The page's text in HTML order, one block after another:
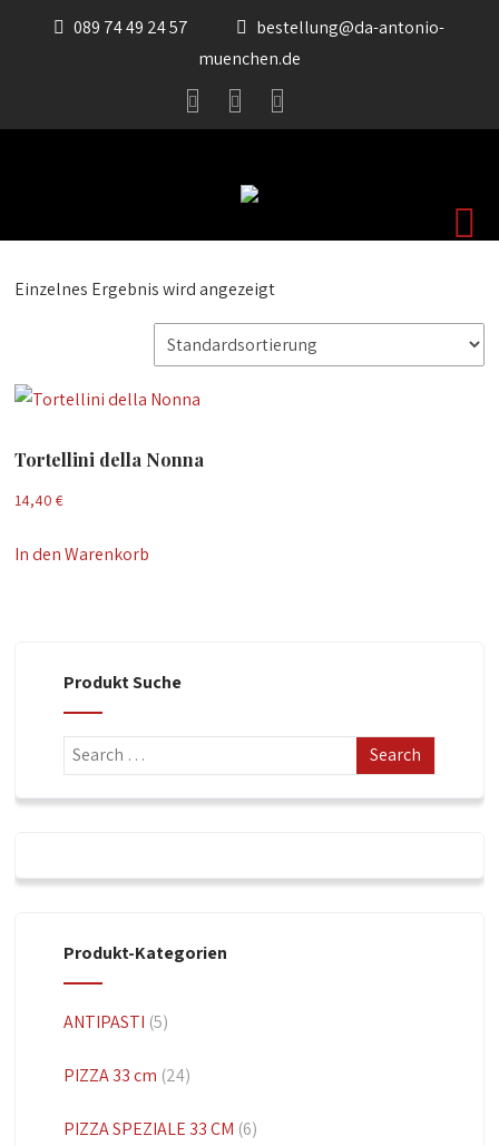
089 74 49 24 57
bestellung@da-antonio-
muenchen.de
Einzelnes Ergebnis wird angezeigt
Tortellini della Nonna
14,40€
In den Warenkorb
Produkt Suche
Produkt-Kategorien
ANTIPASTI (5)
PIZZA 33 cm (24)
PIZZA SPEZIALE 33 CM (6)